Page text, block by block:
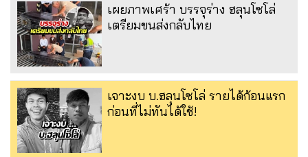
เผยภาพเศร้า บรรจุร่าง ฮลุนโซโล่
เตรียมขนส่งกลับไทย
เจาะงบ บ.ฮลุนโซโล่ รายได้ก้อนแรก
ก่อนที่ไม่ทันได้ใช้!